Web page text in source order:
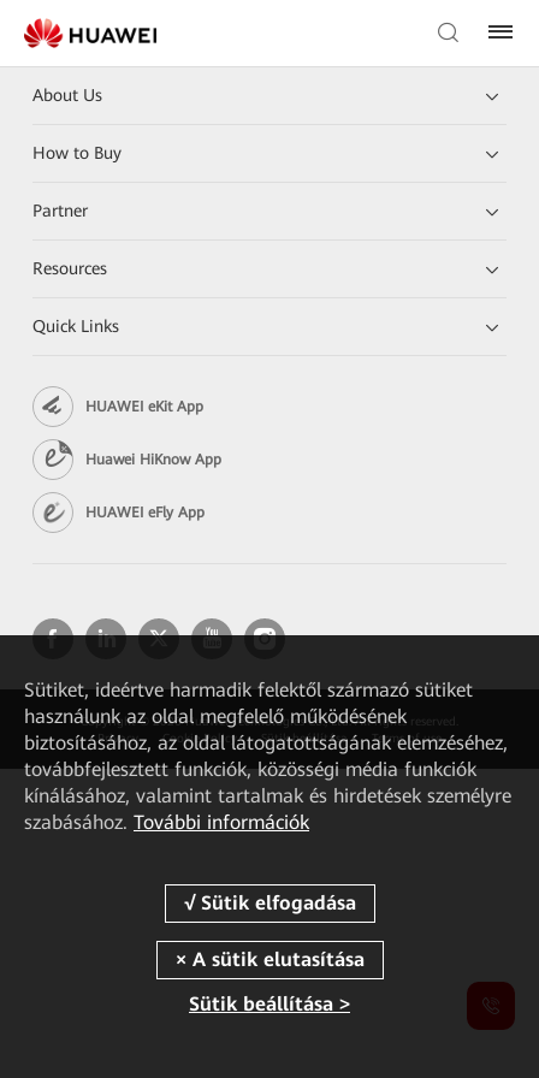
About Us
How to Buy
Partner
Resources
Quick Links
HUAWEI eKit App
Huawei HiKnow App
HUAWEI eFly App
Copyright © 2026 Huawei Technologies Co., Ltd. All rights reserved.
Privacy
Cookie Policy Sütik beállítása Terms of use
Sütiket, ideértve harmadik felektől származó sütiket
használunk az oldal megfelelő működésének
biztosításához, az oldal látogatottságának elemzéséhez,
továbbfejlesztett funkciók, közösségi média funkciók
kínálásához, valamint tartalmak és hirdetések személyre
szabásához. További információk
Sütik beállítása >